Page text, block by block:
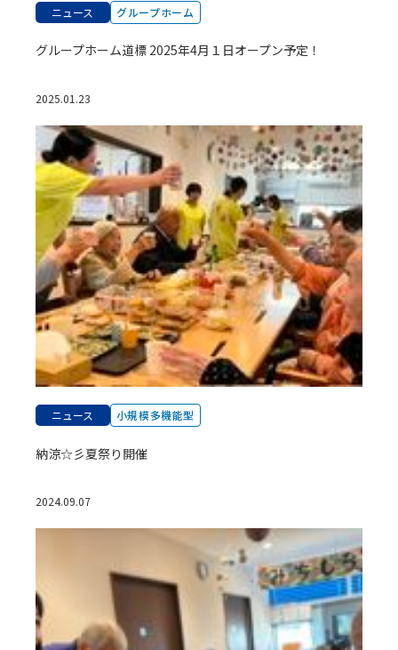
ニュース グループホーム
グループホーム道標 2025年4月１日オープン予定！
2025.01.23
ニュース 小規模多機能型
納涼☆彡夏祭り開催
2024.09.07